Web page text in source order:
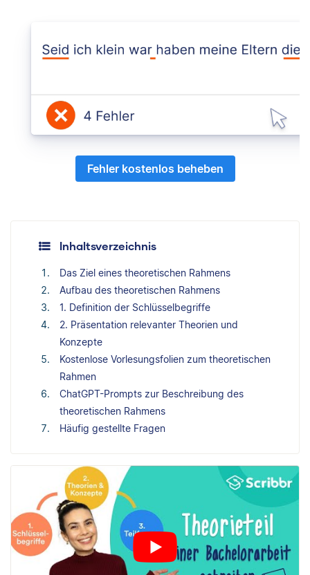
Fehler kostenlos beheben
Inhaltsverzeichnis
Das Ziel eines theoretischen Rahmens
Aufbau des theoretischen Rahmens
1. Definition der Schlüsselbegriffe
2. Präsentation relevanter Theorien und
Konzepte
Kostenlose Vorlesungsfolien zum theoretischen
Rahmen
ChatGPT-Prompts zur Beschreibung des
theoretischen Rahmens
Häufig gestellte Fragen